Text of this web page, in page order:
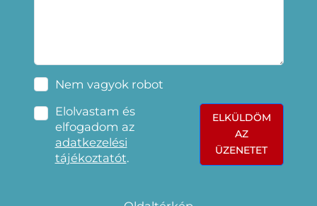
Nem vagyok robot
Elolvastam és
elfogadom az
adatkezelési
tájékoztatót.
ELKÜLDÖM
AZ
ÜZENETET